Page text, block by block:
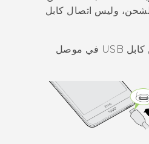
وليس اتصال كابل
أدخل الطرف القصير من كابل USB في موصل